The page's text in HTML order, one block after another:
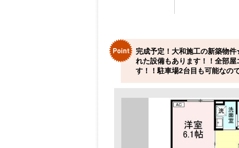
完成予定！大和施工の新築物
れた設備もあります！！全部
す！！駐車場2台目も可能なの